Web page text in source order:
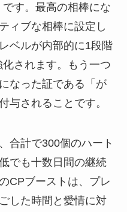
す。最高の相棒にな
ィブな相棒に設定し
ベルが内部的に1段階
化されます。もう一つ
なった証である「が
与されることです。
合計で300個のハート
でも十数日間の継続
CPブーストは、プレ
した時間と愛情に対